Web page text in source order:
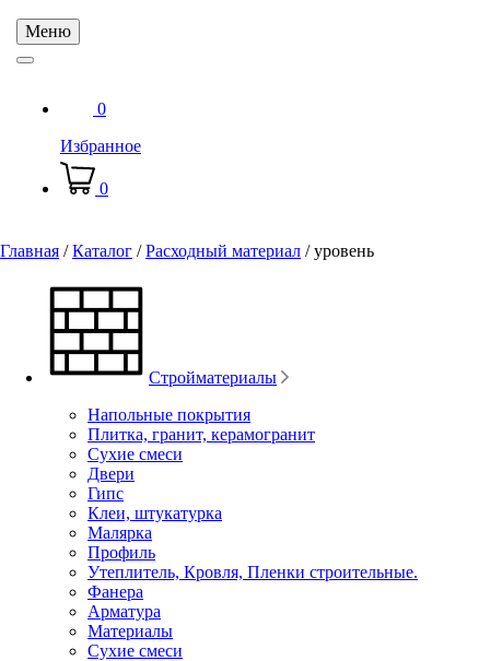
Меню
0
Избранное
0
Главная /Каталог /Расходный материал /уровень
Стройматериалы
Напольные покрытия
Плитка, гранит, керамогранит
Сухие смеси
Двери
Гипс
Клеи, штукатурка
Малярка
Профиль
Утеплитель, Кровля, Пленки строительные.
Фанера
Арматура
Материалы
Сухие смеси